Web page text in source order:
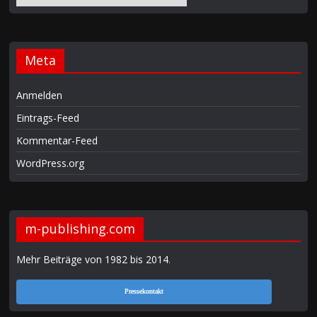
Meta
Anmelden
Eintrags-Feed
Kommentar-Feed
WordPress.org
m-publishing.com
Mehr Beiträge von 1982 bis 2014.
Pressekontakt